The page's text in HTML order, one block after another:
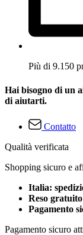
Più di 9.150
Hai bisogno di un
di aiutarti.
Contatto
Qualità verificata
Shopping sicuro e
Italia:
Reso gratuito
Pagamento
Pagamento sicuro